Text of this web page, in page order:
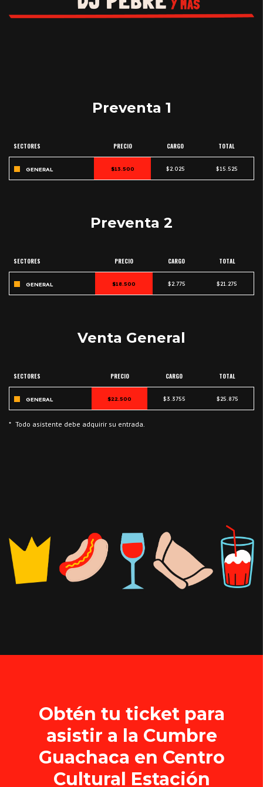
Preventa 1
SECTORES PRECIO CARGO TOTAL
GENERAL $13.500 $2.025 $15.525
Preventa 2
SECTORES PRECIO CARGO TOTAL
GENERAL $18.500 $2.775 $21.275
Venta General
SECTORES PRECIO CARGO TOTAL
GENERAL $22.500 $3.3755 $25.875
* Todo asistente debe adquirir su entrada.
Obtén tu ticket para
asistir a la Cumbre
Guachaca en Centro
Cultural Estación